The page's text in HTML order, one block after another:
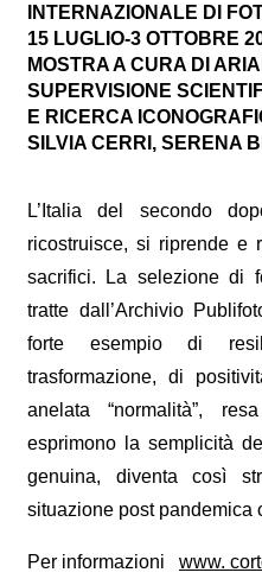
INTERNAZIONALE DI
15 LUGLIO-3 OTTOBRE
MOSTRA A CURA DI
SUPERVISIONE
E RICERCA
SILVIA CERRI, SERENA
L’Italia del secondo
ricostruisce, si riprende e
sacrifici. La selezione di
tratte dall’Archivio
forte esempio di
trasformazione, di
anelata “normalità”,
esprimono la semplicità
genuina, diventa così
situazione post pandemica
Per informazioni www.